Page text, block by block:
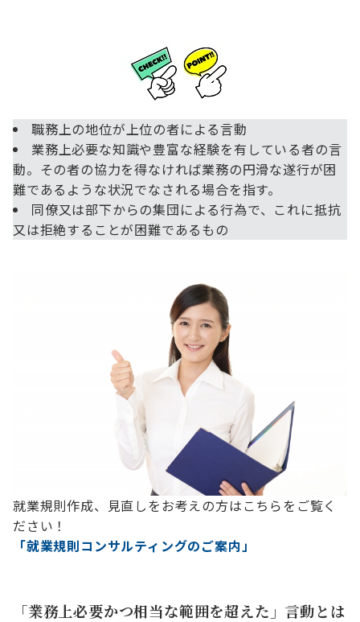
職務上の地位が上位の者による言動
業務上必要な知識や豊富な経験を有している者の言
動。その者の協力を得なければ業務の円滑な遂行が困
難であるような状況でなされる場合を指す。
同僚又は部下からの集団による行為で、これに抵抗
又は拒絶することが困難であるもの
就業規則作成、見直しをお考えの方はこちらをご覧く
ださい！
「就業規則コンサルティングのご案内」
「業務上必要かつ相当な範囲を超えた」言動とは